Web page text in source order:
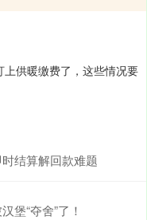
上供暖缴费了，这些情况要
结算解回款难题
堡“夺舍”了！